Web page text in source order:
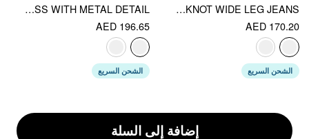
إضافة إلى السلة
HIGH WAIST SOLID BOWKNOT WIDE LEG JEANS
AED 170.20
الشحن السريع
WASHED DENIM PINAFORE MAXI DRESS WITH METAL DETAIL
AED 196.65
الشحن السريع